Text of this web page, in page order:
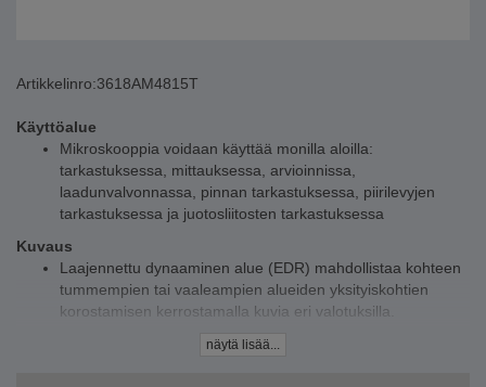
Artikkelinro:3618AM4815T
Käyttöalue
Mikroskooppia voidaan käyttää monilla aloilla:
tarkastuksessa, mittauksessa, arvioinnissa,
laadunvalvonnassa, pinnan tarkastuksessa, piirilevyjen
tarkastuksessa ja juotosliitosten tarkastuksessa
Kuvaus
Laajennettu dynaaminen alue (EDR) mahdollistaa kohteen
tummempien tai vaaleampien alueiden yksityiskohtien
korostamisen kerrostamalla kuvia eri valotuksilla.
automaattisesti kuvia kerroksittain eri terävyystasoilla
näytä lisää...